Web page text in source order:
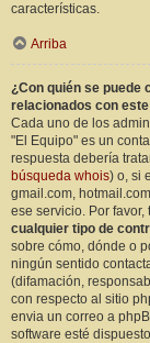
características.
Arriba
¿Con quién se puede
relacionados con
Cada uno de los
"El Equipo" es un
respuesta debería
búsqueda whois) o, si
gmail.com,
ese servicio. Por
cualquier tipo de
sobre cómo, dónde o
ningún sentido
(difamación,
con respecto al sitio
envia un correo a
software esté